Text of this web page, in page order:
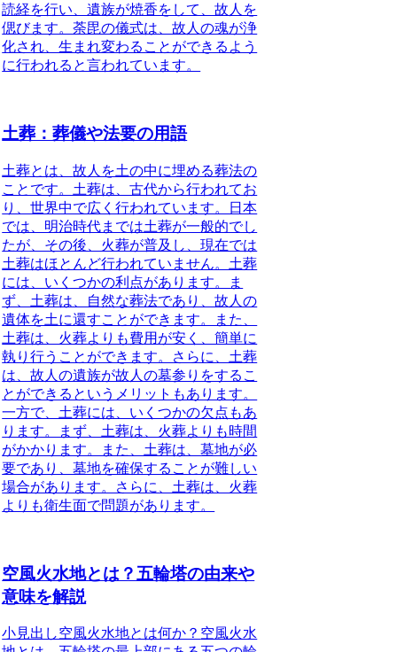
読経を行い、遺族が焼香をして、故人を
偲びます。荼毘の儀式は、故人の魂が浄
化され、生まれ変わることができるよう
に行われると言われています。
土葬：葬儀や法要の用語
土葬とは、故人を土の中に埋める葬法の
ことです。土葬は、古代から行われてお
り、世界中で広く行われています。日本
では、明治時代までは土葬が一般的でし
たが、その後、火葬が普及し、現在では
土葬はほとんど行われていません。土葬
には、いくつかの利点があります。ま
ず、土葬は、自然な葬法であり、故人の
遺体を土に還すことができます。また、
土葬は、火葬よりも費用が安く、簡単に
執り行うことができます。さらに、土葬
は、故人の遺族が故人の墓参りをするこ
とができるというメリットもあります。
一方で、土葬には、いくつかの欠点もあ
ります。まず、土葬は、火葬よりも時間
がかかります。また、土葬は、墓地が必
要であり、墓地を確保することが難しい
場合があります。さらに、土葬は、火葬
よりも衛生面で問題があります。
空風火水地とは？五輪塔の由来や
意味を解説
小見出し空風火水地とは何か？ 空風火水